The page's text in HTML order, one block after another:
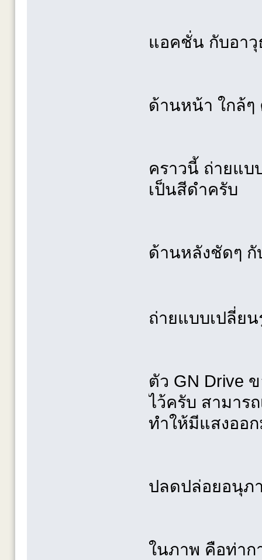
แอคชั่น กับอาวุ
ด้านหน้า ใกล้ๆ
คราวนี้ ถ่ายแ
เป็นสีดำครับ
ด้านหลังชัดๆ กั
ถ่ายแบบเปลี่ย
ตัว GN Drive
ไว้ครับ สามาร
ทำให้มีแสงออ
ปลดปล่อยอนุภ
ในภาพ คือท่าก